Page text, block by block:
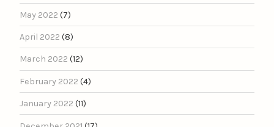
May 2022 (7)
April 2022 (8)
March 2022 (12)
February 2022 (4)
January 2022 (11)